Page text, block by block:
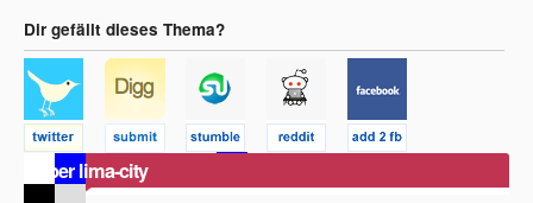
Dir gefällt dieses Thema?
Über lima-city